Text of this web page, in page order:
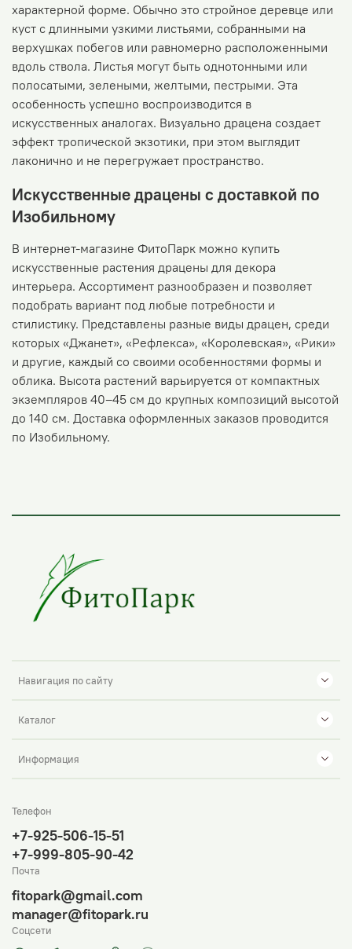
характерной форме. Обычно это стройное деревце или
куст с длинными узкими листьями, собранными на
верхушках побегов или равномерно расположенными
вдоль ствола. Листья могут быть однотонными или
полосатыми, зелеными, желтыми, пестрыми. Эта
особенность успешно воспроизводится в
искусственных аналогах. Визуально драцена создает
эффект тропической экзотики, при этом выглядит
лаконично и не перегружает пространство.
Искусственные драцены с доставкой по
Изобильному
В интернет-магазине ФитоПарк можно купить
искусственные растения драцены для декора
интерьера. Ассортимент разнообразен и позволяет
подобрать вариант под любые потребности и
стилистику. Представлены разные виды драцен, среди
которых «Джанет», «Рефлекса», «Королевская», «Рики»
и другие, каждый со своими особенностями формы и
облика. Высота растений варьируется от компактных
экземпляров 40–45 см до крупных композиций высотой
до 140 см. Доставка оформленных заказов проводится
по Изобильному.
Навигация по сайту
Каталог
Информация
Телефон
+7-925-506-15-51
+7-999-805-90-42
Почта
fitopark@gmail.com
manager@fitopark.ru
Соцсети